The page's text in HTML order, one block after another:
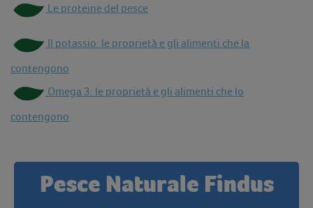
Le proteine del pesce
Il potassio: le proprietà e gli alimenti che la
contengono
Omega 3: le proprietà e gli alimenti che lo
contengono
Pesce Naturale Findus